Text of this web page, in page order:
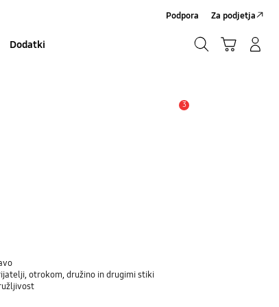
Dodatki
Podpora Za podjetja
3
otrokom, družino in drugimi stiki